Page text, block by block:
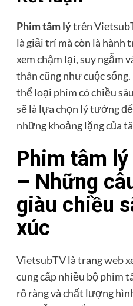
Phim tâm lýtrên
là giải trí mà còn là hành
xem chậm lại, suy ngẫm
thân cũng như cuộc
thể loại phim có chiều
sẽ là lựa chọn lý tưởng
những khoảng lặng của
Phim tâm
– Những
giàu chiều
xúc
VietsubTV là trang web
cung cấp nhiều bộ phim
rõ ràng và chất lượng